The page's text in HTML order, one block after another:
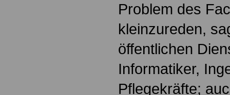
Problem des
kleinzureden,
öffentlichen
Informatiker,
Pflegekräfte;